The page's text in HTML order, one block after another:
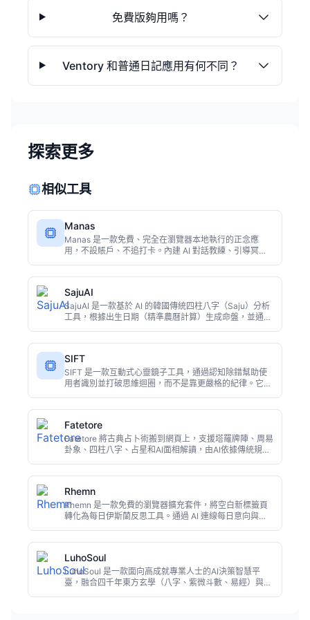
免費版夠用嗎？
Ventory 和普通日記應用有何不同？
探索更多
相似工具
Manas
Manas 是一款免費、完全在瀏覽器本地執行的正念應
用，不設賬戶、不追打卡。內建 AI 對話教練、引導冥
SajuAI
SajuAI 是一款基於 AI 的韓國傳統四柱八字（Saju）分析
工具，根據出生日期（精準農曆計算）生成命盤，並通過
配。
SIFT
SIFT 是一款互動式心靈鏡子工具，通過認知除錯幫助使
用者識別並打破思維迴圈，而不是靠更嚴格的紀律。它適
Fatetore
Fatetore 將古典占卜術搬到網頁上，支援塔羅牌陣、周易
卦象、四柱八字、占星和AI面相解讀，由AI依據傳統規則
Rhemn
Rhemn 是一款免費的瀏覽器擴充套件，將空白新標籤頁
轉化為每日伊斯蘭反思工具。通過 AI 連線每日意向與古
LuhoSoul
LuhoSoul 是一款面向高成就專業人士的AI決策智慧平
臺，融合四千年東方玄學（八字、紫微斗數、易經）與現